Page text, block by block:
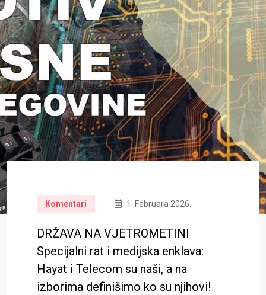
Komentari 1. Februara 2026.
DRŽAVA NA VJETROMETINI
Specijalni rat i medijska enklava:
Hayat i Telecom su naši, a na
izborima definišimo ko su njihovi!